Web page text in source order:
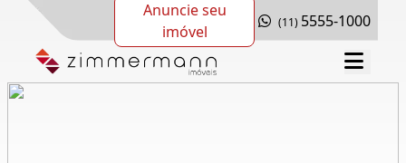
Anuncie seu
imóvel
(11) 5555-1000